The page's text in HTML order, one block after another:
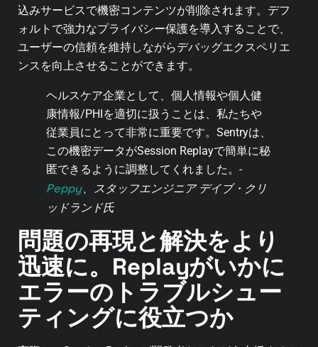
込みサービスで機密コンテンツが削除されます。デフ
ォルトで強力なプライバシー保護を導入することで、
ユーザーの信頼を維持しながらデバッグエクスペリエ
ンスを向上させることができます。
ヘルスケア企業として、個人情報や個人健
康情報/PHIを適切に扱うことは、私たちや
従業員にとって非常に重要です。Sentryは、
この機密データがSession Replayで簡単に秘
匿できるように調整してくれました。-
Peppy、スタッフエンジニア デイブ・クリ
ッドランド氏
問題の再現と解決をより
迅速に。Replayがいかに
エラーのトラブルシュー
ティングに役立つか